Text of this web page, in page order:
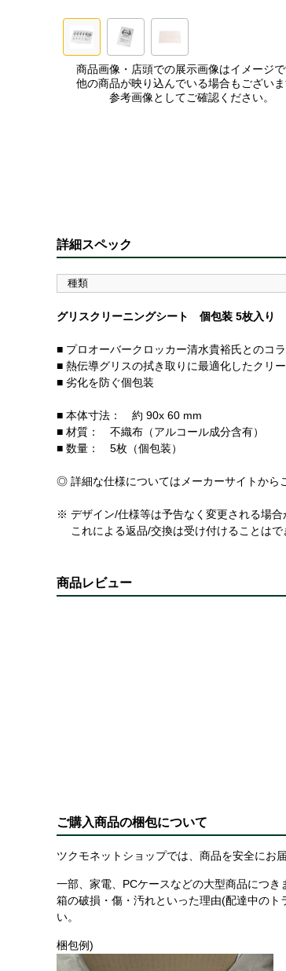
商品画像・店頭での展示画像はイメージで
他の商品が映り込んでいる場合もございま
参考画像としてご確認ください。
詳細スペック
種類
グリスクリーニングシート 個包装 5枚入り
■ プロオーバークロッカー清水貴裕氏とのコ
■ 熱伝導グリスの拭き取りに最適化したクリ
■ 劣化を防ぐ個包装
■ 本体寸法： 約 90x 60 mm
■ 材質： 不織布（アルコール成分含有）
■ 数量： 5枚（個包装）
◎ 詳細な仕様についてはメーカーサイトから
※ デザイン/仕様等は予告なく変更される場合
これによる返品/交換は受け付けることはで
商品レビュー
ご購入商品の梱包について
ツクモネットショップでは、商品を安全にお
一部、家電、PCケースなどの大型商品につ
箱の破損・傷・汚れといった理由(配達中の
い。
梱包例)